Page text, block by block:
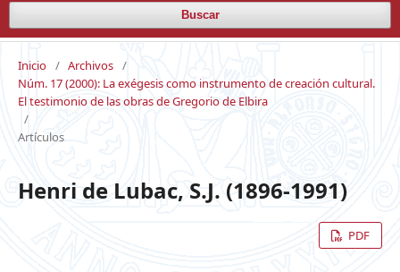
Buscar
Inicio / Archivos /
Núm. 17 (2000): La exégesis como instrumento de creación cultural.
El testimonio de las obras de Gregorio de Elbira
/
Artículos
Henri de Lubac, S.J. (1896-1991)
PDF